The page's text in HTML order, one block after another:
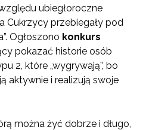
ubiegłoroczne
Cukrzycy przebiegały pod
Ogłoszono konkurs
pokazać historie osób
2, które „wygrywają”, bo
aktywnie i realizują swoje
można żyć dobrze i długo,